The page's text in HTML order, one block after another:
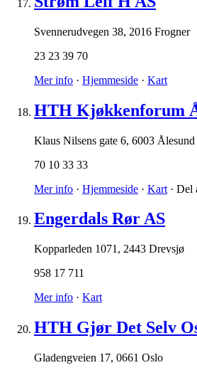
Svennerudvegen 38, 2016 Frogner
23 23 39 70
Mer info · Hjemmeside · Kart
HTH Kjøkkenforum
Klaus Nilsens gate 6, 6003 Ålesund
70 10 33 33
Mer info · Hjemmeside · Kart · Del
Engerdals Rør AS
Kopparleden 1071 , 2443 Drevsjø
958 17 711
Mer info · Kart
HTH Gjør Det Selv
Gladengveien 17, 0661 Oslo